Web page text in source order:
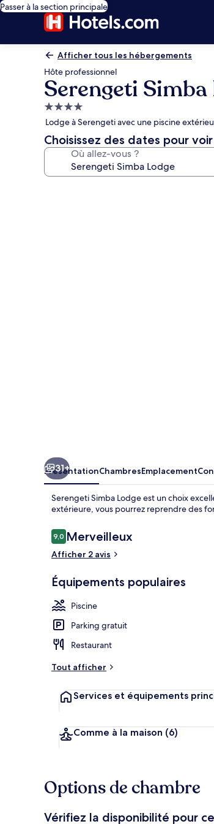
Passer à la section principale
Afficher tous les hébergements
Hôte professionnel
Serengeti Simba
Hébergement
4.0 étoiles
Lodge à Serengeti avec une piscine
Choisissez des dates pour
Où allez-vous ?
31+
PrésentationChambresEmplacement
Serengeti Simba Lodge est un choix
extérieure, vous pourrez reprendre des
Avis
voyageurs
9,09,0 sur 10
Merveilleux
Afficher 2 avis
Équipements populaires
Piscine
Parking gratuit
Restaurant
Tout afficher
Services et équipements
Comme à la maison (6)
Options de chambre
Vérifiez la disponibilité pour